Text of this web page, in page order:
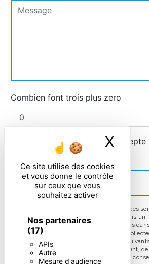
Ce site utilise des cookies
et vous donne le contrôle
sur ceux que vous
souhaitez activer
Nos partenaires
(17)
APIs
Autre
Mesure d'audience
X
Combien font trois plus zero
En cochant cette case,
particulières ci-dessous **
ENVOYER
** Les données personnelles communiquées
de vous contacter et sont enregistrées dans un
Elles sont destinées à et ses sous-traitants
répondre à votre message. Les données
communiquées aux seuls destinataires
droits d’accès, de rectification, d’effacement,
limitation, d’opposition, de retrait de votre